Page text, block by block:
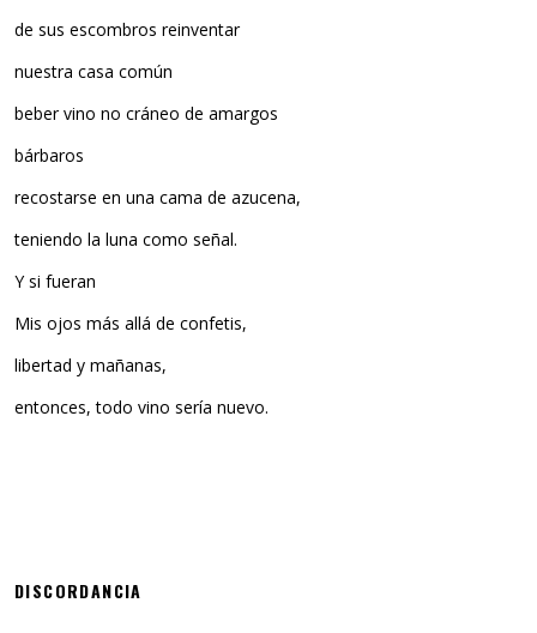
de sus escombros reinventar
nuestra casa común
beber vino no cráneo de amargos
bárbaros
recostarse en una cama de azucena,
teniendo la luna como señal.
Y si fueran
Mis ojos más allá de confetis,
libertad y mañanas,
entonces, todo vino sería nuevo.
DISCORDANCIA